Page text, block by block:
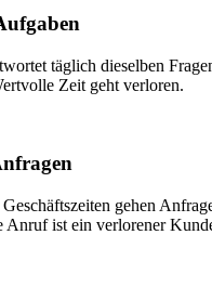
täglich dieselben
Zeit geht verloren.
gehen
Anruf ist ein verlorener